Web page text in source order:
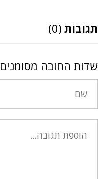
תגובות (0)
שדות החובה מסומנים